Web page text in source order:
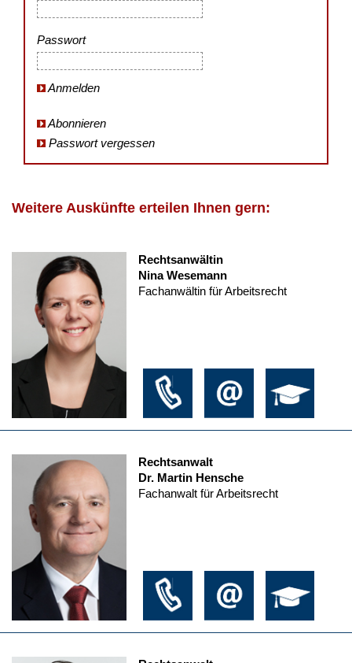
Passwort
Anmelden
Abonnieren
Passwort vergessen
Weitere Auskünfte erteilen Ihnen gern:
Rechtsanwältin
Nina Wesemann
Fachanwältin für Arbeitsrecht
Rechtsanwalt
Dr. Martin Hensche
Fachanwalt für Arbeitsrecht